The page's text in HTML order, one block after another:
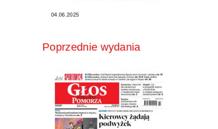
04.06.2025
Poprzednie wydania